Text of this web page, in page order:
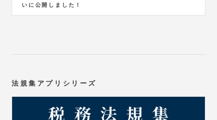
いに公開しました！
法規集アプリシリーズ